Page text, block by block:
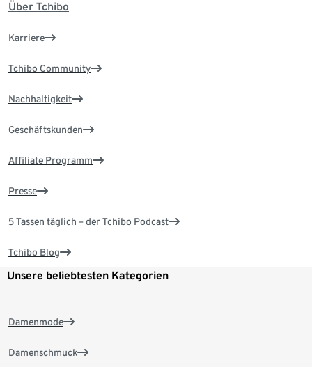
Über Tchibo
Karriere
Tchibo Community
Nachhaltigkeit
Geschäftskunden
Affiliate Programm
Presse
5 Tassen täglich – der Tchibo Podcast
Tchibo Blog
Unsere beliebtesten Kategorien
Damenmode
Damenschmuck